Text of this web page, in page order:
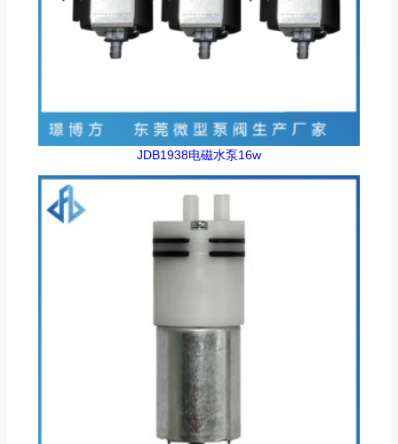
JDB1938电磁水泵16w